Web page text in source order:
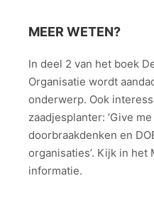
MEER WETEN?
In deel 2 van het boek
Organisatie wordt
onderwerp. Ook
zaadjesplanter: ‘Give me
doorbraakdenken en
organisaties’. Kijk in het
informatie.